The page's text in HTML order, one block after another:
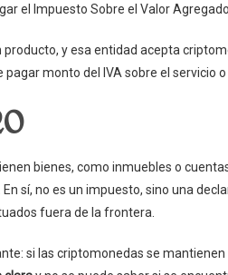
el Impuesto Sobre el Valor Agregado.
producto, y esa entidad acepta
monto del IVA sobre el servicio o
bienes, como inmuebles o
sí, no es un impuesto, sino una
fuera de la frontera.
si las criptomonedas se